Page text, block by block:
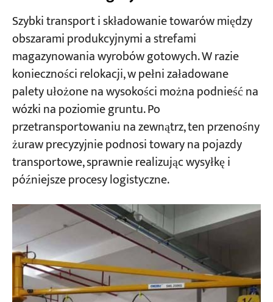
Szybki transport i składowanie towarów między
obszarami produkcyjnymi a strefami
magazynowania wyrobów gotowych. W razie
konieczności relokacji, w pełni załadowane
palety ułożone na wysokości można podnieść na
wózki na poziomie gruntu. Po
przetransportowaniu na zewnątrz, ten przenośny
żuraw precyzyjnie podnosi towary na pojazdy
transportowe, sprawnie realizując wysyłkę i
późniejsze procesy logistyczne.